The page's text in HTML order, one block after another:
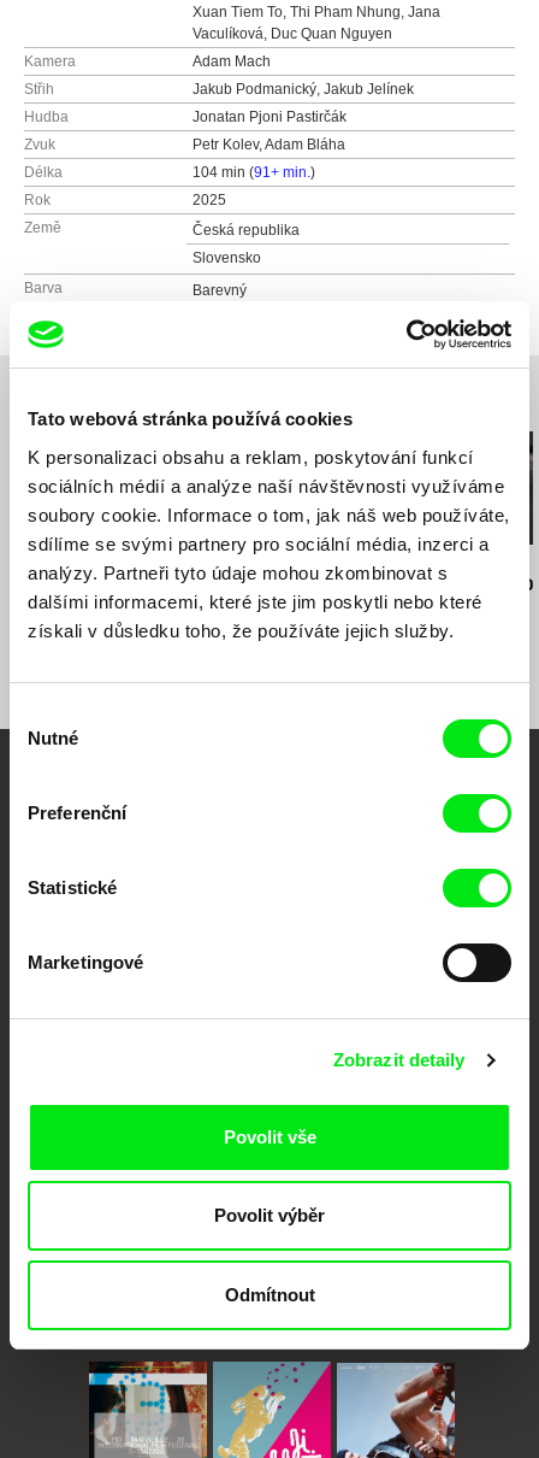
Tato webová stránka používá cookies
K personalizaci obsahu a reklam, poskytování funkcí
sociálních médií a analýze naší návštěvnosti využíváme
soubory cookie. Informace o tom, jak náš web používáte,
sdílíme se svými partnery pro sociální média, inzerci a
analýzy. Partneři tyto údaje mohou zkombinovat s
dalšími informacemi, které jste jim poskytli nebo které
získali v důsledku toho, že používáte jejich služby.
souhlasu
Nutné
Preferenční
Statistické
Marketingové
Zobrazit detaily
Povolit vše
Povolit výběr
Odmítnout
Xuan Tiem To, Thi Pham Nhung, Jana
Vaculíková, Duc Quan Nguyen
Kamera
Adam Mach
Střih
Jakub Podmanický, Jakub Jelínek
Hudba
Jonatan Pjoni Pastirčák
Zvuk
Petr Kolev, Adam Bláha
Délka
104 min (91+ min.)
Rok
2025
Země
Česká republika
Slovensko
Barva
Barevný
Související filmy (20)
Jiří Menzel
Na samotě u lesa
Nikolas Sand
léto09 Případ pro
festivalů dokumentárního filmu sdružených do Doc Alliance. Naším cílem je
podporovat kvalitní autorské filmy.